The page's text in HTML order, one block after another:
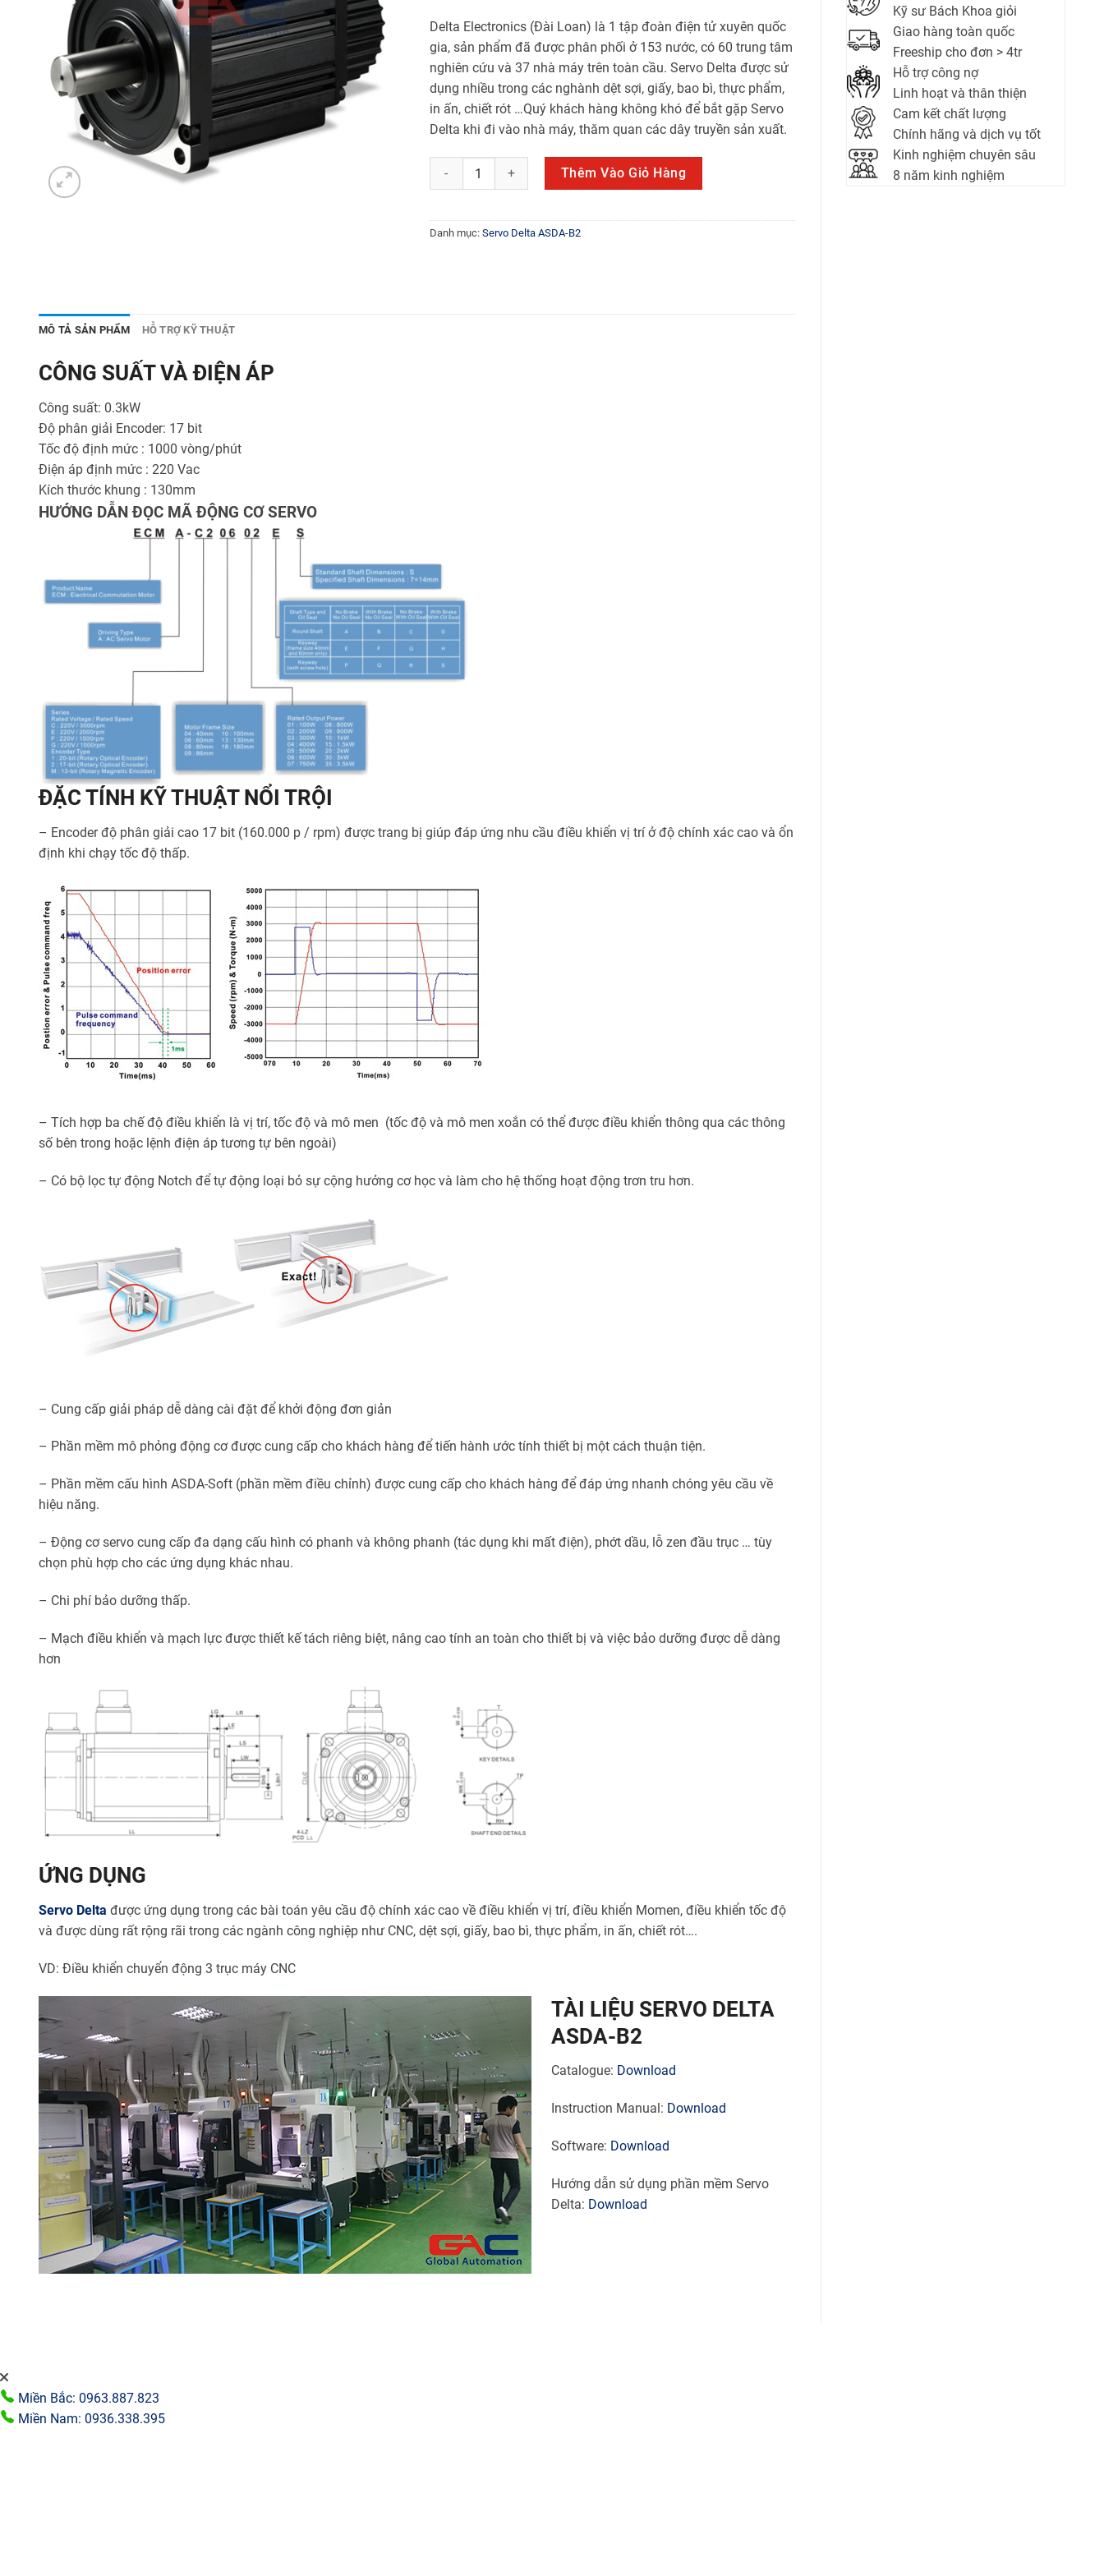
Kỹ sư Bách Khoa giỏi
Giao hàng toàn quốc
Freeship cho đơn > 4tr
Hỗ trợ công nợ
Linh hoạt và thân thiện
Cam kết chất lượng
Chính hãng và dịch vụ tốt
Kinh nghiệm chuyên sâu
8 năm kinh nghiệm
Delta Electronics (Đài Loan) là 1 tập đoàn điện tử xuyên quốc
gia, sản phẩm đã được phân phối ở 153 nước, có 60 trung tâm
nghiên cứu và 37 nhà máy trên toàn cầu. Servo Delta được sử
dụng nhiều trong các nghành dệt sợi, giấy, bao bì, thực phẩm,
in ấn, chiết rót …Quý khách hàng không khó để bắt gặp Servo
Delta khi đi vào nhà máy, thăm quan các dây truyền sản xuất.
ECMA-G21303RS số lượngThêm Vào Giỏ Hàng
Danh mục: Servo Delta ASDA-B2
MÔ TẢ SẢN PHẨM HỖ TRỢ KỸ THUẬT
CÔNG SUẤT VÀ ĐIỆN ÁP
Công suất: 0.3kW
Độ phân giải Encoder: 17 bit
Tốc độ định mức : 1000 vòng/phút
Điện áp định mức : 220 Vac
Kích thước khung : 130mm
HƯỚNG DẪN ĐỌC MÃ ĐỘNG CƠ SERVO
ĐẶC TÍNH KỸ THUẬT NỔI TRỘI
– Encoder độ phân giải cao 17 bit (160.000 p / rpm) được trang bị giúp đáp ứng nhu cầu điều khiển vị trí ở độ chính xác cao và ổn
định khi chạy tốc độ thấp.
– Tích hợp ba chế độ điều khiển là vị trí, tốc độ và mô men (tốc độ và mô men xoắn có thể được điều khiển thông qua các thông
số bên trong hoặc lệnh điện áp tương tự bên ngoài)
– Có bộ lọc tự động Notch để tự động loại bỏ sự cộng hưởng cơ học và làm cho hệ thống hoạt động trơn tru hơn.
– Cung cấp giải pháp dễ dàng cài đặt để khởi động đơn giản
– Phần mềm mô phỏng động cơ được cung cấp cho khách hàng để tiến hành ước tính thiết bị một cách thuận tiện.
– Phần mềm cấu hình ASDA-Soft (phần mềm điều chỉnh) được cung cấp cho khách hàng để đáp ứng nhanh chóng yêu cầu về
hiệu năng.
– Động cơ servo cung cấp đa dạng cấu hình có phanh và không phanh (tác dụng khi mất điện), phớt dầu, lỗ zen đầu trục … tùy
chọn phù hợp cho các ứng dụng khác nhau.
– Chi phí bảo dưỡng thấp.
– Mạch điều khiển và mạch lực được thiết kế tách riêng biệt, nâng cao tính an toàn cho thiết bị và việc bảo dưỡng được dễ dàng
hơn
ỨNG DỤNG
Servo Delta được ứng dụng trong các bài toán yêu cầu độ chính xác cao về điều khiển vị trí, điều khiển Momen, điều khiển tốc độ
và được dùng rất rộng rãi trong các ngành công nghiệp như CNC, dệt sợi, giấy, bao bì, thực phẩm, in ấn, chiết rót….
VD: Điều khiển chuyển động 3 trục máy CNC
TÀI LIỆU SERVO DELTA
ASDA-B2
Catalogue: Download
Instruction Manual: Download
Software: Download
Hướng dẫn sử dụng phần mềm Servo
Delta: Download
Miền Bắc: 0963.887.823
Miền Nam: 0936.338.395